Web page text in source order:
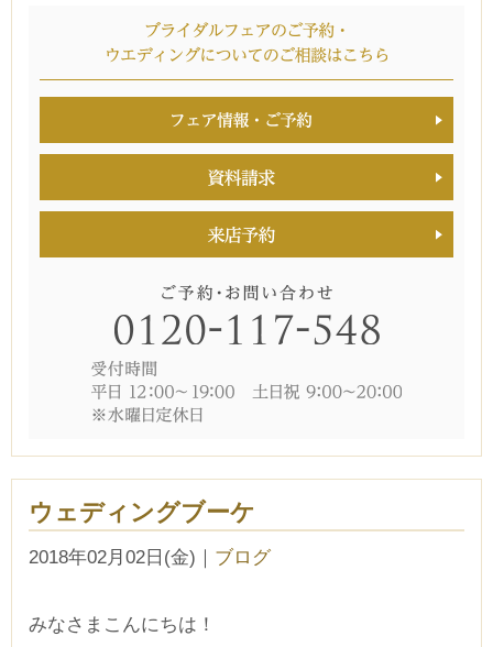
ウェディングブーケ
2018年02月02日(金) ｜ ブログ
みなさまこんにちは！